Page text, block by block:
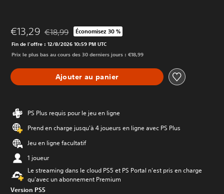
€13,29 Remise par rapport au prix d'origine de €18,99
€18,99 Économisez 30 %
Fin de l'offre : 12/8/2026 10:59 PM UTC
Prix le plus bas au cours des 30 derniers jours : €18,99
Ajouter au panier
PS Plus requis pour le jeu en ligne
Prend en charge jusqu'à 4 joueurs en ligne avec PS Plus
Jeu en ligne facultatif
1 joueur
Le streaming dans le cloud PS5 et PS Portal n'est pris en charge
qu'avec un abonnement Premium
Version PS5